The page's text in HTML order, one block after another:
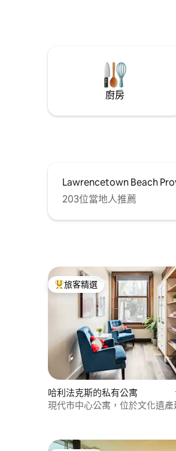
Provincial Park)。 靠近醫院、餐
活和商店。 距離哈利法克斯
心 15 分鐘路程！
廚房
Lawrencetown Beach
203位當地人推薦
旅客精選榜首
旅客精選
哈利法克斯的私有公寓
現代市中心公寓，位於文化遺產